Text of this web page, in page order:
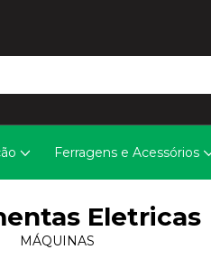
Ferragens e Acessórios
Eletricas
MÁQUINAS